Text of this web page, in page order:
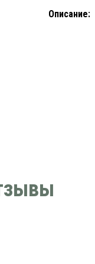
Описание: